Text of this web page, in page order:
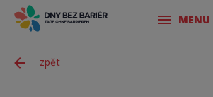
MENU
zpět